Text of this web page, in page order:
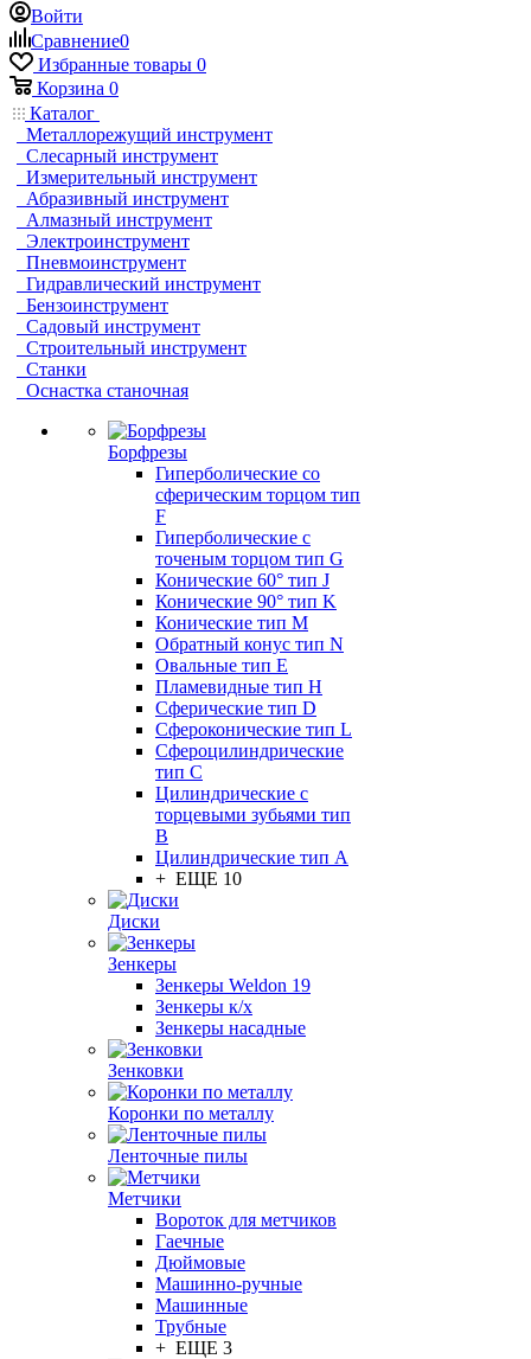
Войти
Сравнение0
Избранные товары 0
Корзина 0
Каталог
Металлорежущий инструмент
Слесарный инструмент
Измерительный инструмент
Абразивный инструмент
Алмазный инструмент
Электроинструмент
Пневмоинструмент
Гидравлический инструмент
Бензоинструмент
Садовый инструмент
Строительный инструмент
Станки
Оснастка станочная
Борфрезы
Гиперболические cо
сферическим торцом тип
F
Гиперболические с
точеным торцом тип G
Конические 60° тип J
Конические 90° тип K
Конические тип M
Обратный конус тип N
Овальные тип E
Пламевидные тип H
Сферические тип D
Сфероконические тип L
Сфероцилиндрические
тип C
Цилиндрические с
торцевыми зубьями тип
B
Цилиндрические тип А
+ ЕЩЕ 10
Диски
Зенкеры
Зенкеры Weldon 19
Зенкеры к/х
Зенкеры насадные
Зенковки
Коронки по металлу
Ленточные пилы
Метчики
Вороток для метчиков
Гаечные
Дюймовые
Машинно-ручные
Машинные
Трубные
+ ЕЩЕ 3